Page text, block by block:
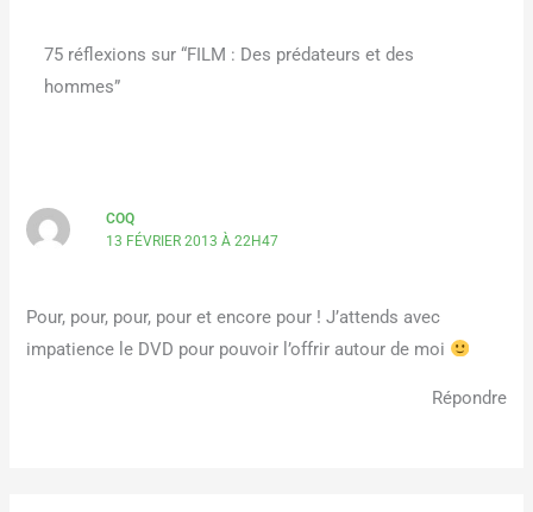
75 réflexions sur “FILM : Des prédateurs et des
hommes”
COQ
13 FÉVRIER 2013 À 22H47
Pour, pour, pour, pour et encore pour ! J’attends avec
impatience le DVD pour pouvoir l’offrir autour de moi
Répondre